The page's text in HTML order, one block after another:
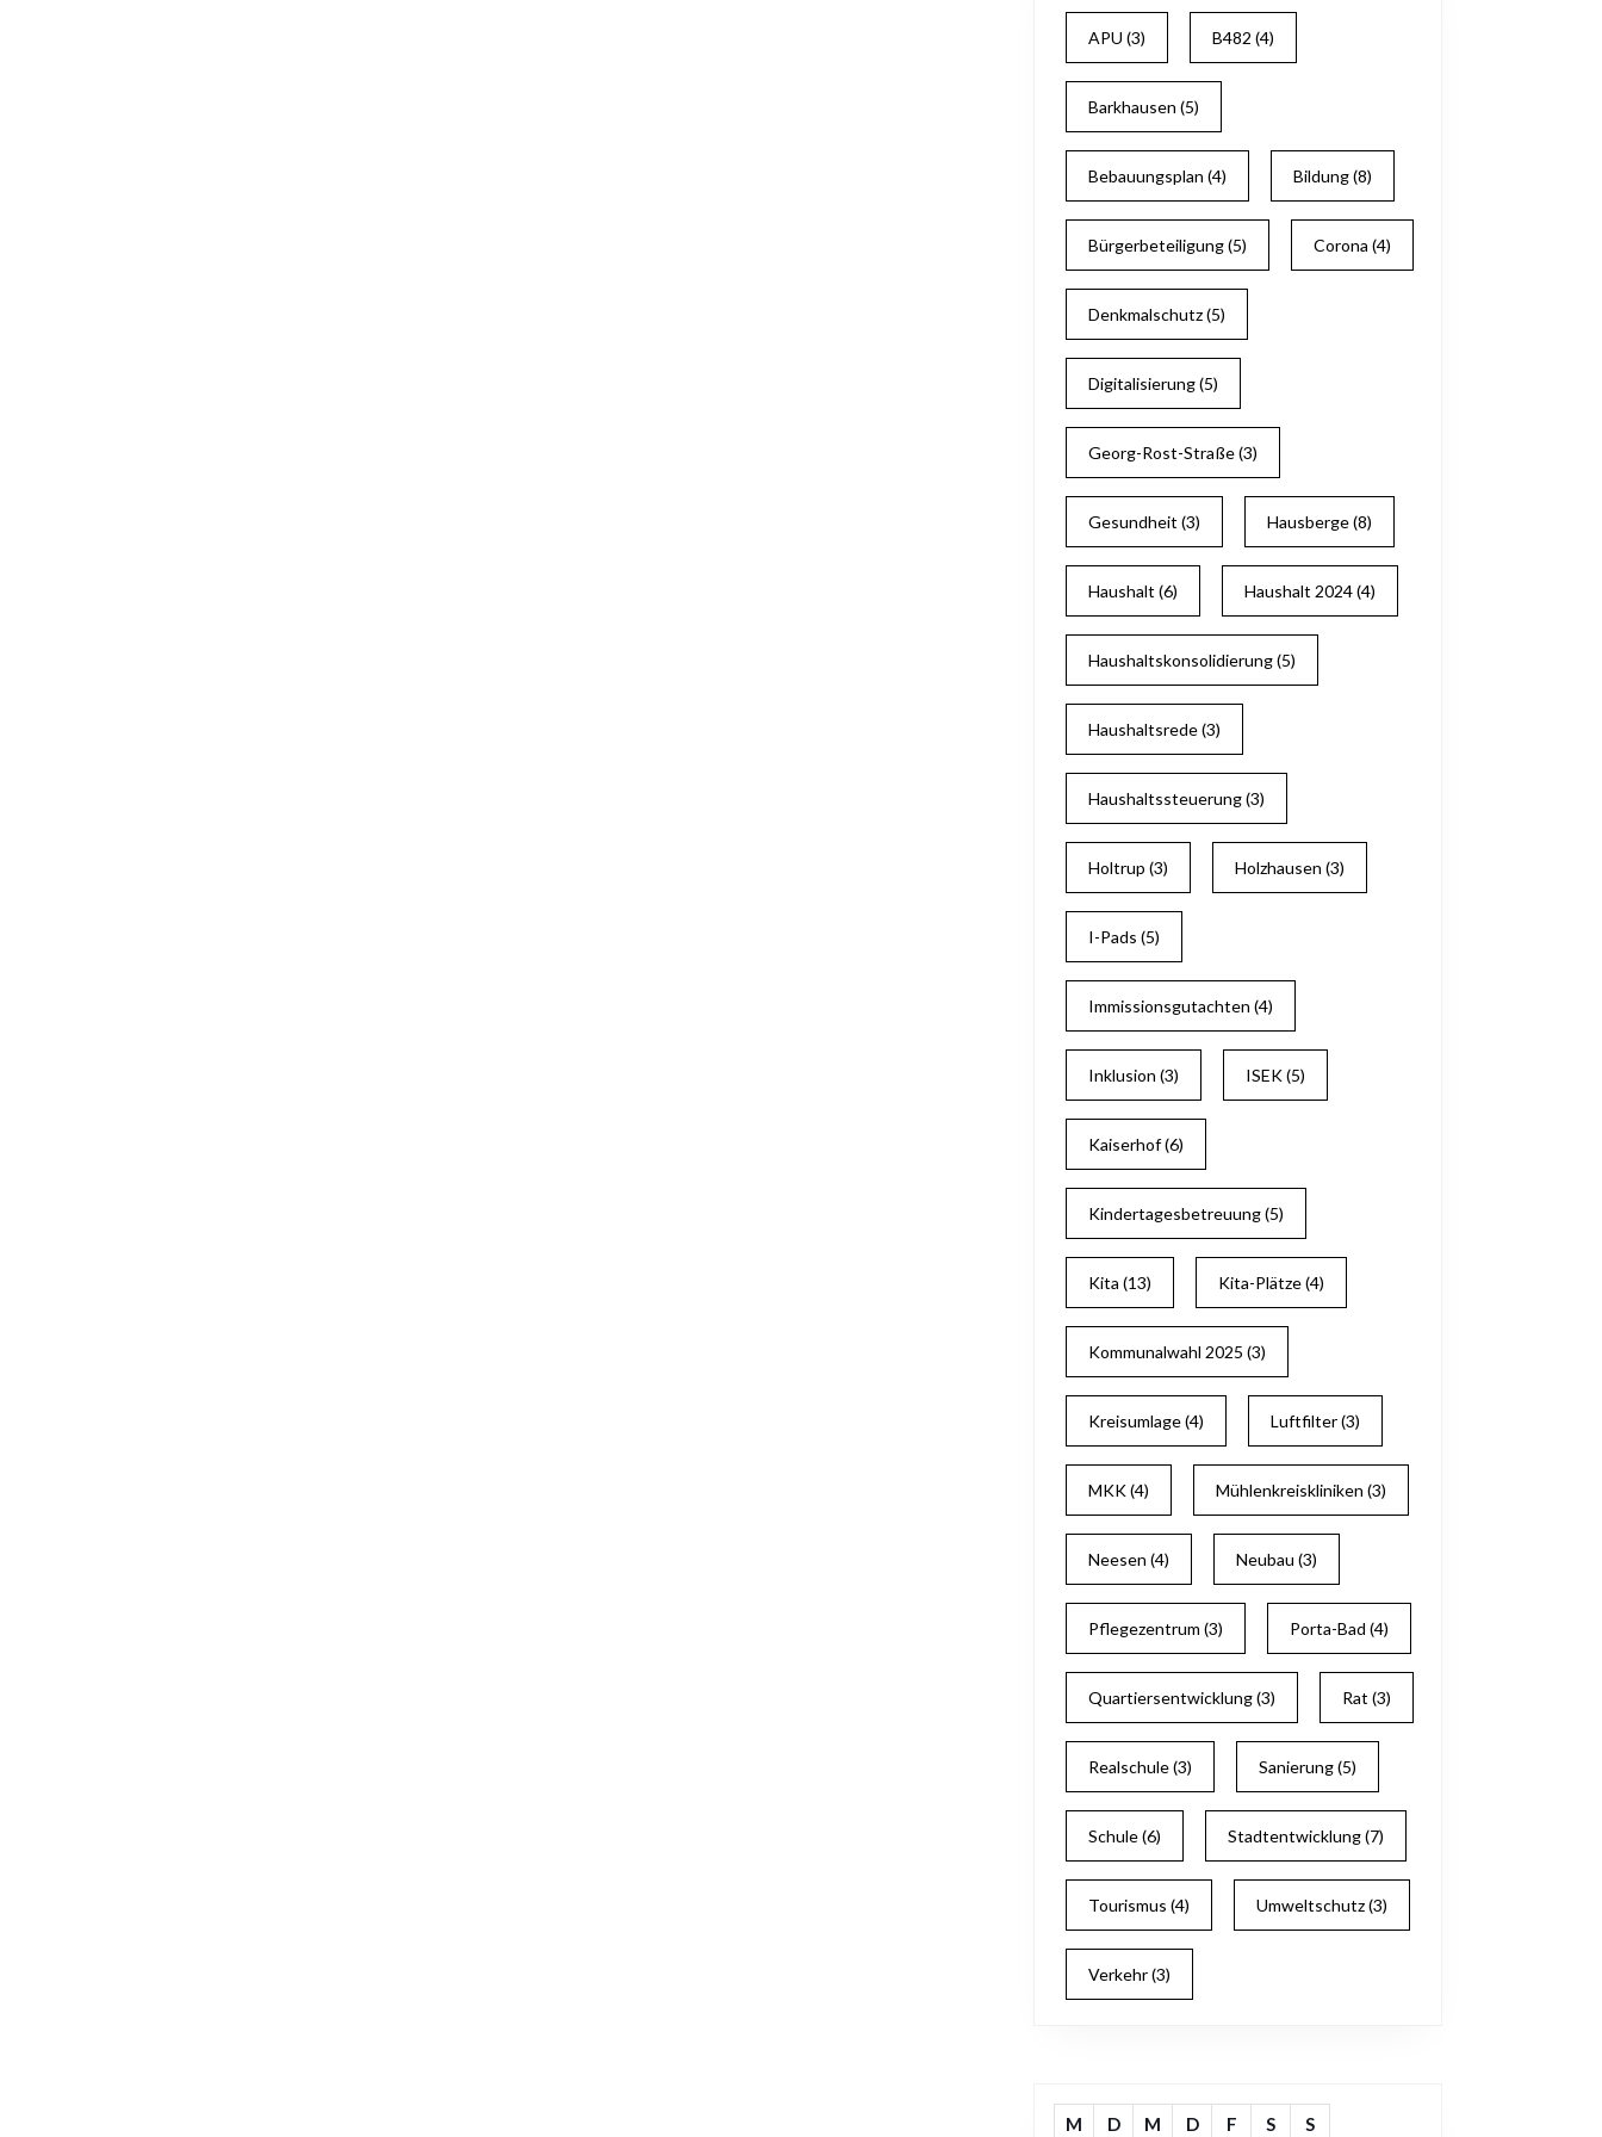
APU (3) B482 (4)
Barkhausen (5)
Bebauungsplan (4) Bildung(8)
Bürgerbeteiligung(5) Corona (4)
Denkmalschutz(5)
Digitalisierung(5)
Georg-Rost-Straße(3)
Gesundheit (3) Hausberge(8)
Haushalt (6) Haushalt 2024(4)
Haushaltskonsolidierung(5)
Haushaltsrede(3)
Haushaltssteuerung(3)
Holtrup (3) Holzhausen (3)
I-Pads (5)
Immissionsgutachten (4)
Inklusion (3) ISEK(5)
Kaiserhof(6)
Kindertagesbetreuung(5)
Kita (13) Kita-Plätze(4)
Kommunalwahl 2025 (3)
Kreisumlage(4) Luftfilter(3)
MKK(4) Mühlenkreiskliniken (3)
Neesen (4) Neubau (3)
Pflegezentrum (3) Porta-Bad (4)
Quartiersentwicklung(3) Rat (3)
Realschule(3) Sanierung(5)
Schule(6) Stadtentwicklung(7)
Tourismus (4) Umweltschutz(3)
Verkehr(3)
M D M D F S S